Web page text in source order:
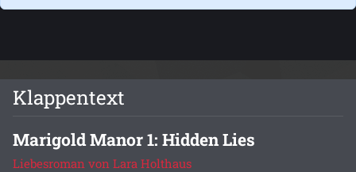
Klappentext
Marigold Manor 1: Hidden Lies
Liebesroman von Lara Holthaus